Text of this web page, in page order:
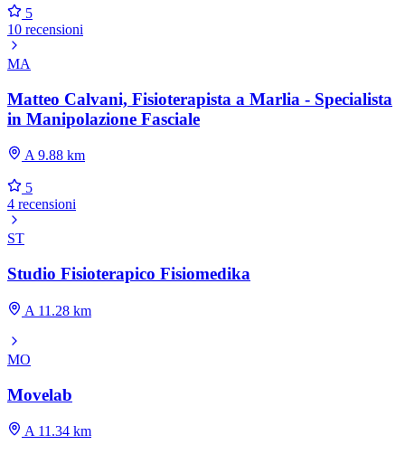
5
10 recensioni
MA
Matteo Calvani, Fisioterapista a Marlia - Specialista
in Manipolazione Fasciale
A 9.88 km
5
4 recensioni
ST
Studio Fisioterapico Fisiomedika
A 11.28 km
MO
Movelab
A 11.34 km